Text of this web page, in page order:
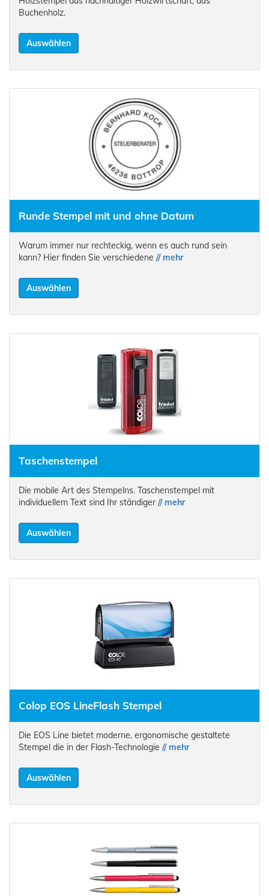
Buchenholz.
Auswählen
Runde Stempel mit und ohne Datum
Warum immer nur rechteckig, wenn es auch rund sein
kann? Hier finden Sie verschiedene // mehr
Auswählen
Taschenstempel
Die mobile Art des Stempelns. Taschenstempel mit
individuellem Text sind Ihr ständiger // mehr
Auswählen
Colop EOS LineFlash Stempel
Die EOS Line bietet moderne, ergonomische gestaltete
Stempel die in der Flash-Technologie // mehr
Auswählen